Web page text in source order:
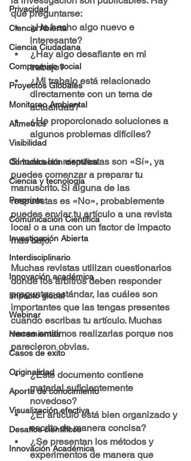
Privacidad
Ciencia Abierta
Ciencia Ciudadana
Compromiso social
Proyectos Globales
Monitoreo Ambiental
Altmetrics
Visibilidad
Comunicación científica
Ciencia y tecnología
Preprints
Comunicación Científica
Investigación Abierta
Interdisciplinario
Innovación académica
Impacto global
Webinar
Herramientas
Casos de exito
Originalidad
Aporte de conocimiento
Visualización efectiva
Desafíos científicos
Innovación Académica
que preguntarse:
¿He hecho algo nuevo e
interesante?
¿Hay algo desafiante en mi
trabajo?
¿Mi trabajo está relacionado
directamente con un tema de
actualidad?
¿He proporcionado soluciones a
algunos problemas difíciles?
Si todas las respuestas son «Sí», ya
puedes comenzar a preparar tu
manuscrito. Si alguna de las
respuestas es «No», probablemente
puedes enviar tu artículo a una revista
local o a una con un factor de impacto
más bajo.
Muchas revistas utilizan cuestionarios
donde los árbitros deben responder
preguntas estándar, las cuáles son
importantes que las tengas presentes
cuando escribas tu artículo. Muchas
veces omitimos realizarlas porque nos
parecieron obvias.
¿Este documento contiene
material suficientemente
novedoso?
¿El artículo está bien organizado y
escrito de manera concisa?
¿Se presentan los métodos y
experimentos de manera que